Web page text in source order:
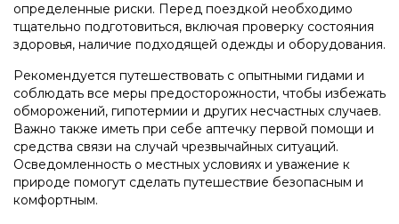
определенные риски. Перед поездкой необходимо
тщательно подготовиться, включая проверку состояния
здоровья, наличие подходящей одежды и оборудования.
Рекомендуется путешествовать с опытными гидами и
соблюдать все меры предосторожности, чтобы избежать
обморожений, гипотермии и других несчастных случаев.
Важно также иметь при себе аптечку первой помощи и
средства связи на случай чрезвычайных ситуаций.
Осведомленность о местных условиях и уважение к
природе помогут сделать путешествие безопасным и
комфортным.